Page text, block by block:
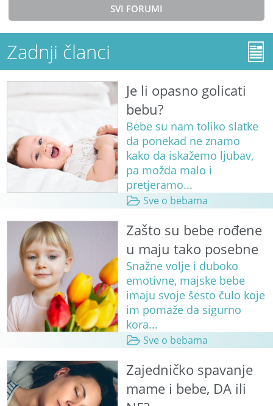
SVI FORUMI
Zadnji članci
Je li opasno golicati
bebu?
Bebe su nam toliko slatke
da ponekad ne znamo
kako da iskažemo ljubav,
pa možda malo i
pretjeramo...
Sve o bebama
Zašto su bebe rođene
u maju tako posebne
Snažne volje i duboko
emotivne, majske bebe
imaju svoje šesto čulo koje
im pomaže da sigurno
kora...
Sve o bebama
Zajedničko spavanje
mame i bebe, DA ili